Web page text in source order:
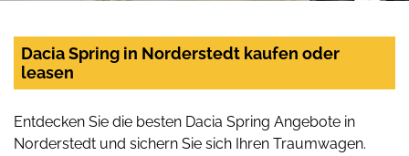
Dacia Spring in Norderstedt kaufen oder
leasen
Entdecken Sie die besten Dacia Spring Angebote in
Norderstedt und sichern Sie sich Ihren Traumwagen.